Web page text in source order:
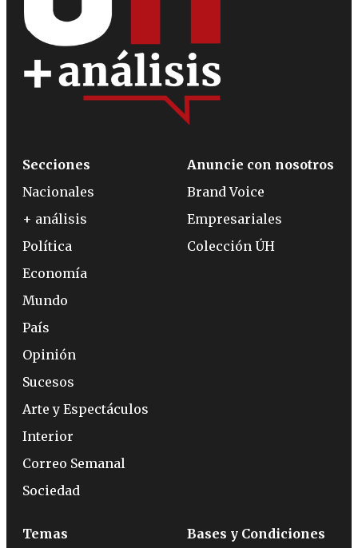
Secciones
Nacionales
+ análisis
Política
Economía
Mundo
País
Opinión
Sucesos
Arte y Espectáculos
Interior
Correo Semanal
Sociedad
Anuncie con nosotros
Brand Voice
Empresariales
Colección ÚH
Temas Bases y Condiciones